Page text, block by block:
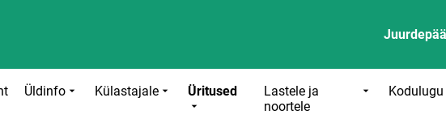
Üldinfo Külastajale Üritused
Lastele ja
noortele
Kodulugu